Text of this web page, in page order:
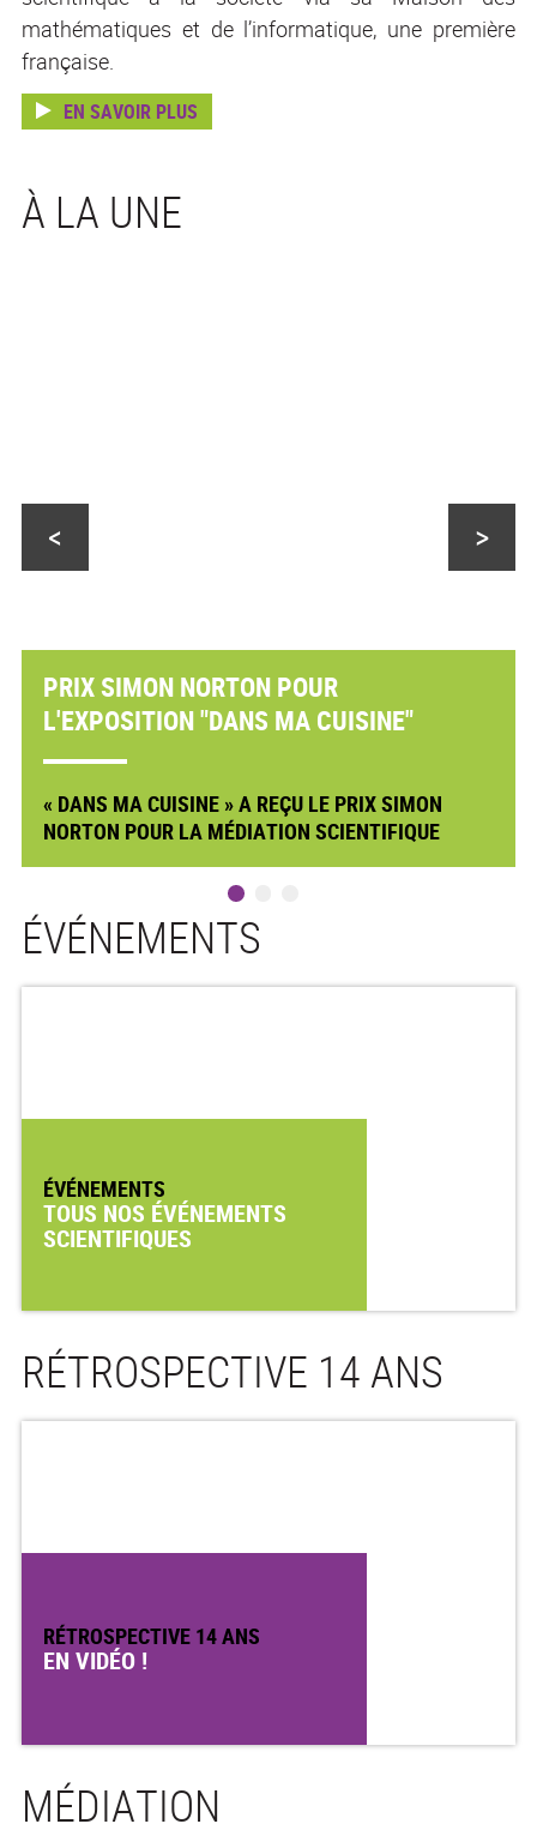
mathématiques et de l’informatique, une première
française.
EN SAVOIR PLUS
PRIX SIMON NORTON POUR
L'EXPOSITION "DANS MA CUISINE"
« DANS MA CUISINE » A REÇU LE PRIX SIMON
NORTON POUR LA MÉDIATION SCIENTIFIQUE
< >
ÉVÉNEMENTS
ÉVÉNEMENTS
TOUS NOS ÉVÉNEMENTS
SCIENTIFIQUES
RÉTROSPECTIVE 14 ANS
RÉTROSPECTIVE 14 ANS
EN VIDÉO !
MÉDIATION